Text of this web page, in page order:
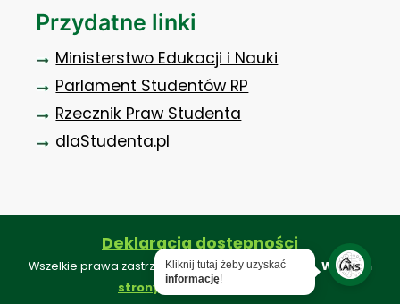
Przydatne linki
Ministerstwo Edukacji i Nauki
Parlament Studentów RP
Rzecznik Praw Studenta
dlaStudenta.pl
Deklaracja dostępności
Wszelkie prawa zastrzeżone ©. Projekt i realizacja:Webkon
strony internetowe konin
Kliknij tutaj żeby uzyskać
informację